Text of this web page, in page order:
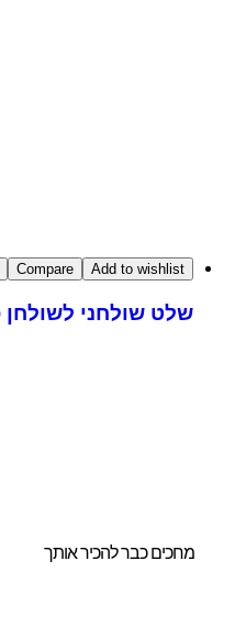
Add to wishlist
Compare
view
שלט שולחני לשולחן
מחכים כבר להכיר אותך